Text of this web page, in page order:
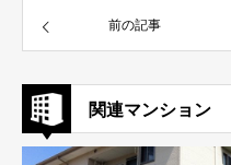
前の記事
関連マンション